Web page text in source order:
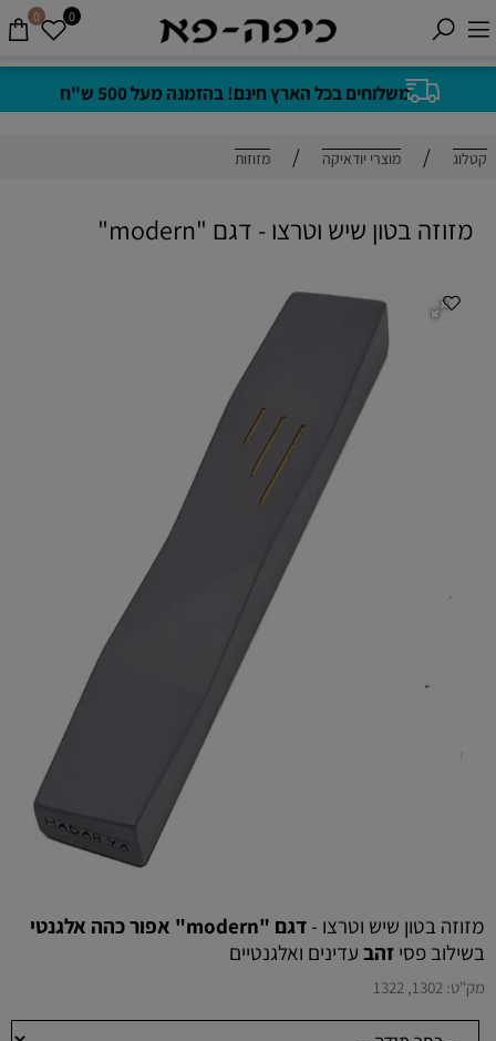
משלוחים בכל הארץ חינם! בהזמנה מעל 500 ש"ח
0 0
קטלוג / מוצרי יודאיקה / מזוזות
מזוזה בטון שיש וטרצו - דגם "modern"
מזוזה בטון שיש וטרצו - דגם "modern" אפור כהה אלגנטי
בשילוב פסי זהב עדינים ואלגנטיים
מק"ט: 1302, 1322